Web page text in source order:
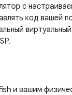
с
код вашей
и вашим